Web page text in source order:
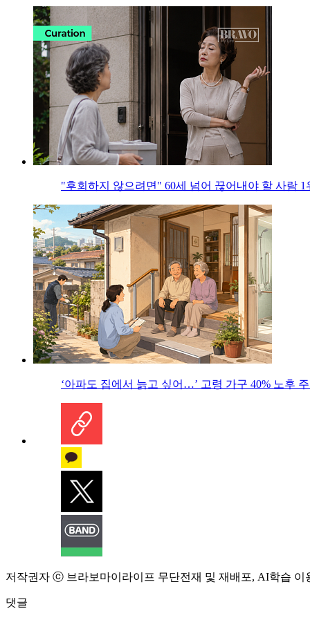
"후회하지 않으려면" 60세 넘어 끊어내야 할 사람 1
‘아파도 집에서 늙고 싶어…’ 고령 가구 40% 노후
저작권자 ⓒ 브라보마이라이프 무단전재 및 재배포, AI학습 이
댓글